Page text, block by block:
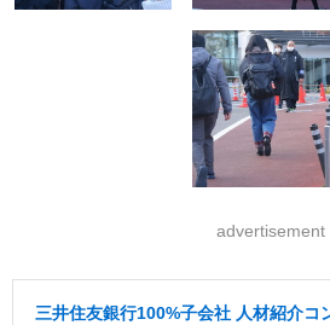
advertisement
三井住友銀行100%子会社 人材紹介コ